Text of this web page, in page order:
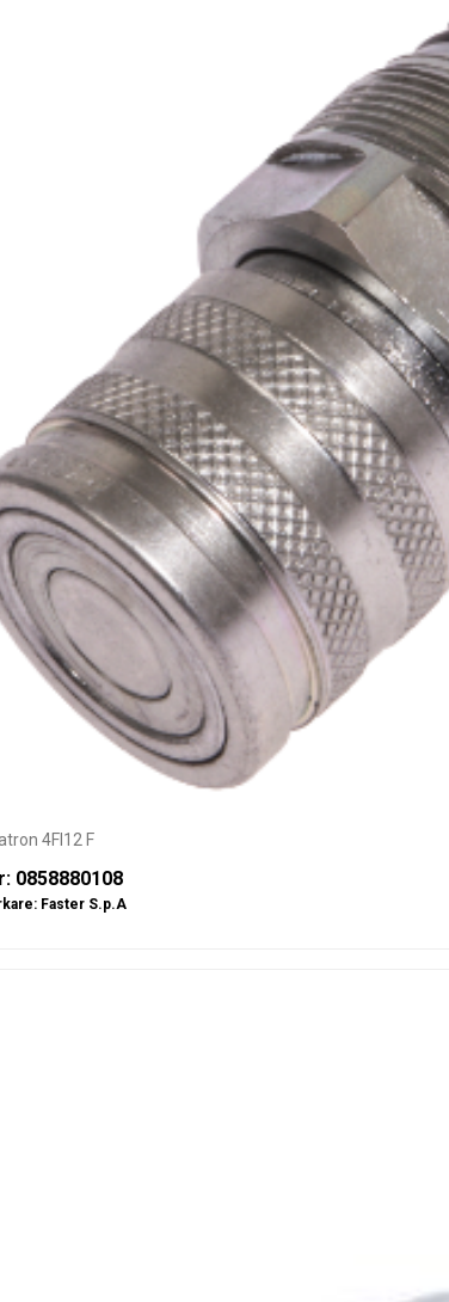
4FI12 F
0858880108
Faster S.p.A